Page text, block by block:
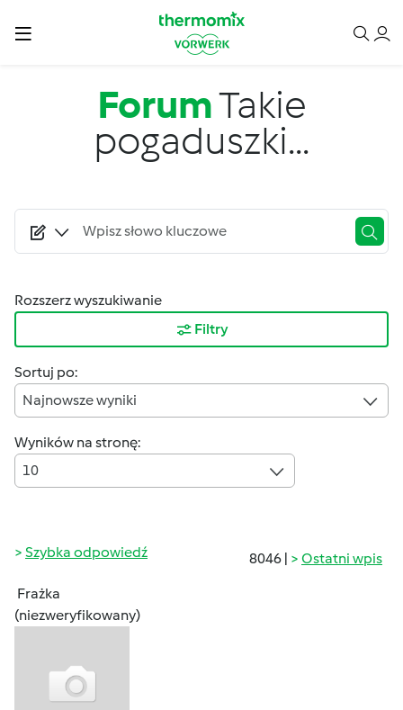
ForumTakie
pogaduszki...
Rozszerz wyszukiwanie
Filtry
Sortuj po:
Najnowsze wyniki
Wyników na stronę:
10
8046 | Ostatni wpis
Szybka odpowiedź
Frażka
(niezweryfikowany)